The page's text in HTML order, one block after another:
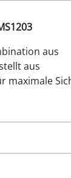
aus
aus
maximale